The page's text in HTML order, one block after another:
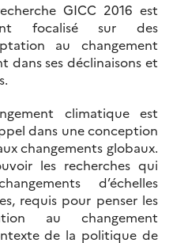
GICC 2016 est
focalisé sur des
au changement
dans ses déclinaisons et
climatique est
dans une conception
changements globaux.
les recherches qui
d’échelles
requis pour penser les
au changement
de la politique de